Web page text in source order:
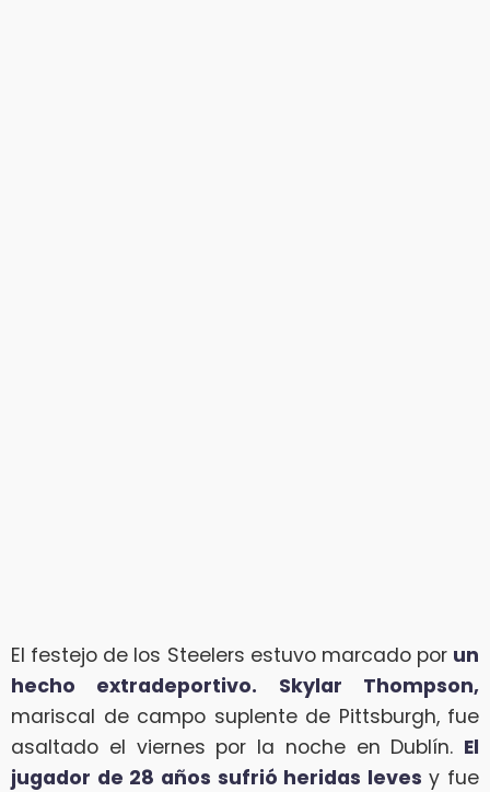
El festejo de los Steelers estuvo marcado por un
hecho extradeportivo. Skylar Thompson,
mariscal de campo suplente de Pittsburgh, fue
asaltado el viernes por la noche en Dublín. El
jugador de 28 años sufrió heridas leves y fue